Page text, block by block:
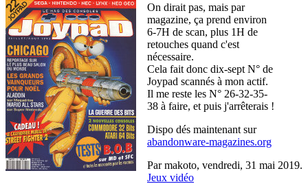
On dirait pas, mais par
magazine, ça prend environ
6-7H de scan, plus 1H de
retouches quand c'est
nécessaire.
Cela fait donc dix-sept N° de
Joypad scannés à mon actif.
Il me reste les N° 26-32-35-
38 à faire, et puis j'arrêterais !
Dispo dés maintenant sur
abandonware-magazines.org
Par makoto, vendredi, 31 mai 2019.
Jeux vidéo